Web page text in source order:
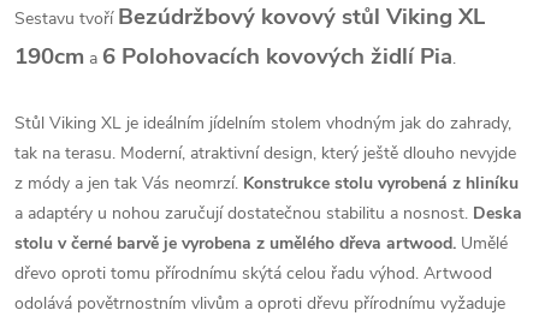
Sestavu tvoří Bezúdržbový kovový stůl Viking XL
190cm a 6 Polohovacích kovových židlí Pia.
Stůl Viking XL je ideálním jídelním stolem vhodným jak do zahrady,
tak na terasu. Moderní, atraktivní design, který ještě dlouho nevyjde
z módy a jen tak Vás neomrzí. Konstrukce stolu vyrobená z hliníku
a adaptéry u nohou zaručují dostatečnou stabilitu a nosnost. Deska
stolu v černé barvě je vyrobena z umělého dřeva artwood. Umělé
dřevo oproti tomu přírodnímu skýtá celou řadu výhod. Artwood
odolává povětrnostním vlivům a oproti dřevu přírodnímu vyžaduje